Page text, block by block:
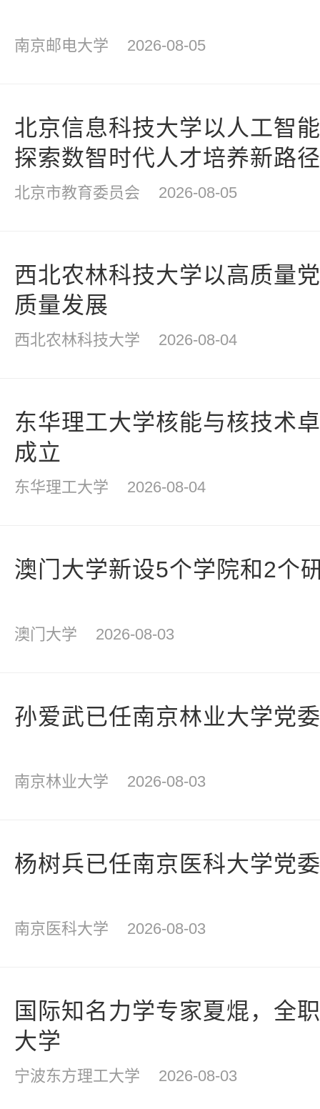
南京邮电大学 2026-08-05
北京信息科技大学以人工智
探索数智时代人才培养新路径
北京市教育委员会 2026-08-05
西北农林科技大学以高质量
质量发展
西北农林科技大学 2026-08-04
东华理工大学核能与核技术
成立
东华理工大学 2026-08-04
澳门大学新设5个学院和2个
澳门大学 2026-08-03
孙爱武已任南京林业大学党
南京林业大学 2026-08-03
杨树兵已任南京医科大学党
南京医科大学 2026-08-03
国际知名力学专家夏焜，全
大学
宁波东方理工大学 2026-08-03